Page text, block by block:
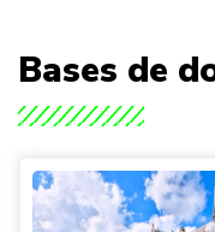
Bases de